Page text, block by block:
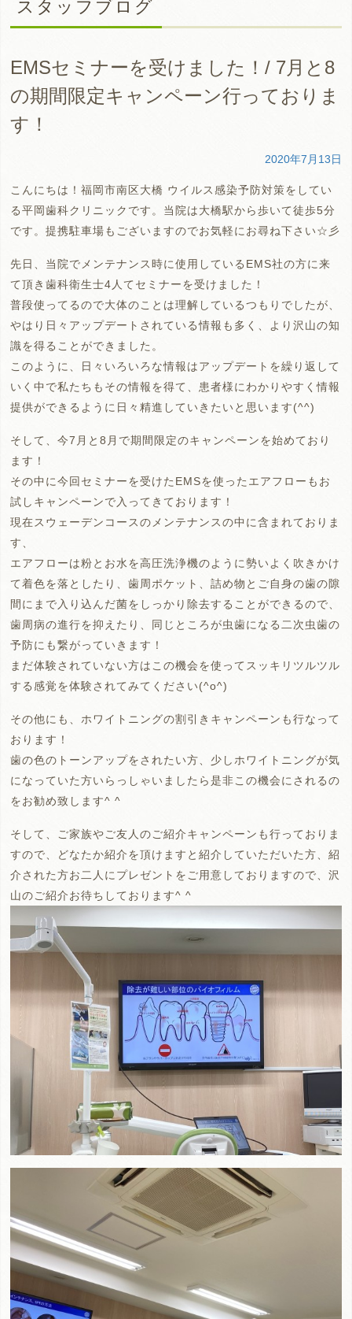
スタッフブログ
EMSセミナーを受けました！/ 7月と8
の期間限定キャンペーン行っておりま
す！
2020年7月13日
こんにちは！福岡市南区大橋 ウイルス感染予防対策をしてい
る平岡歯科クリニックです。当院は大橋駅から歩いて徒歩5分
です。提携駐車場もございますのでお気軽にお尋ね下さい☆彡
先日、当院でメンテナンス時に使用しているEMS社の方に来
て頂き歯科衛生士4人てセミナーを受けました！
普段使ってるので大体のことは理解しているつもりでしたが、
やはり日々アップデートされている情報も多く、より沢山の知
識を得ることができました。
このように、日々いろいろな情報はアップデートを繰り返して
いく中で私たちもその情報を得て、患者様にわかりやすく情報
提供ができるように日々精進していきたいと思います(^^)
そして、今7月と8月で期間限定のキャンペーンを始めており
ます！
その中に今回セミナーを受けたEMSを使ったエアフローもお
試しキャンペーンで入ってきております！
現在スウェーデンコースのメンテナンスの中に含まれておりま
す、
エアフローは粉とお水を高圧洗浄機のように勢いよく吹きかけ
て着色を落としたり、歯周ポケット、詰め物とご自身の歯の隙
間にまで入り込んだ菌をしっかり除去することができるので、
歯周病の進行を抑えたり、同じところが虫歯になる二次虫歯の
予防にも繋がっていきます！
まだ体験されていない方はこの機会を使ってスッキリツルツル
する感覚を体験されてみてください(^o^)
その他にも、ホワイトニングの割引きキャンペーンも行なって
おります！
歯の色のトーンアップをされたい方、少しホワイトニングが気
になっていた方いらっしゃいましたら是非この機会にされるの
をお勧め致します^ ^
そして、ご家族やご友人のご紹介キャンペーンも行っておりま
すので、どなたか紹介を頂けますと紹介していただいた方、紹
介された方お二人にプレゼントをご用意しておりますので、沢
山のご紹介お待ちしております^ ^